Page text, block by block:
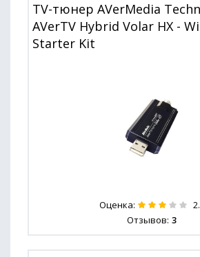
TV-тюнер AVerMedia
AVerTV Hybrid Volar HX -
Starter Kit
Оценка:
Отзывов: 3